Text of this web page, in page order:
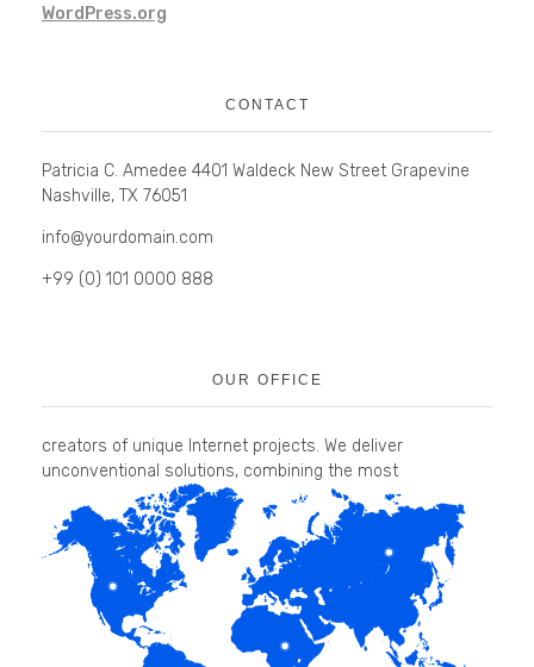
WordPress.org
CONTACT
Patricia C. Amedee 4401 Waldeck New Street Grapevine
Nashville, TX 76051
info@yourdomain.com
+99 (0) 101 0000 888
OUR OFFICE
creators of unique Internet projects. We deliver
unconventional solutions, combining the most